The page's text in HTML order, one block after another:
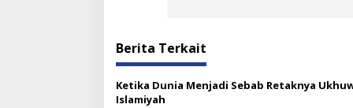
Berita Terkait
Ketika Dunia Menjadi Sebab Retaknya
Islamiyah